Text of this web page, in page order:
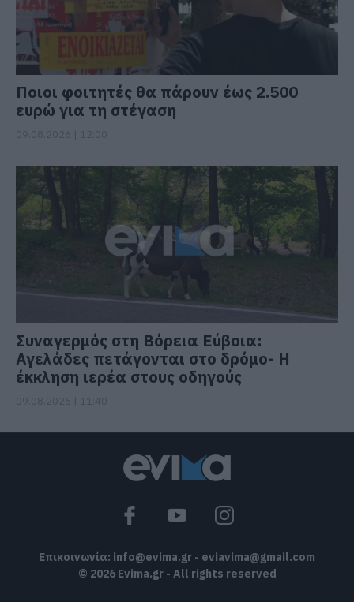
Ποιοι φοιτητές θα πάρουν έως 2.500
ευρώ για τη στέγαση
Συναγερμός στη Βόρεια Εύβοια:
Αγελάδες πετάγονται στο δρόμο- Η
έκκληση ιερέα στους οδηγούς
Επικοινωνία: info@evima.gr - eviavima@gmail.com
© 2026 Evima.gr - All rights reserved